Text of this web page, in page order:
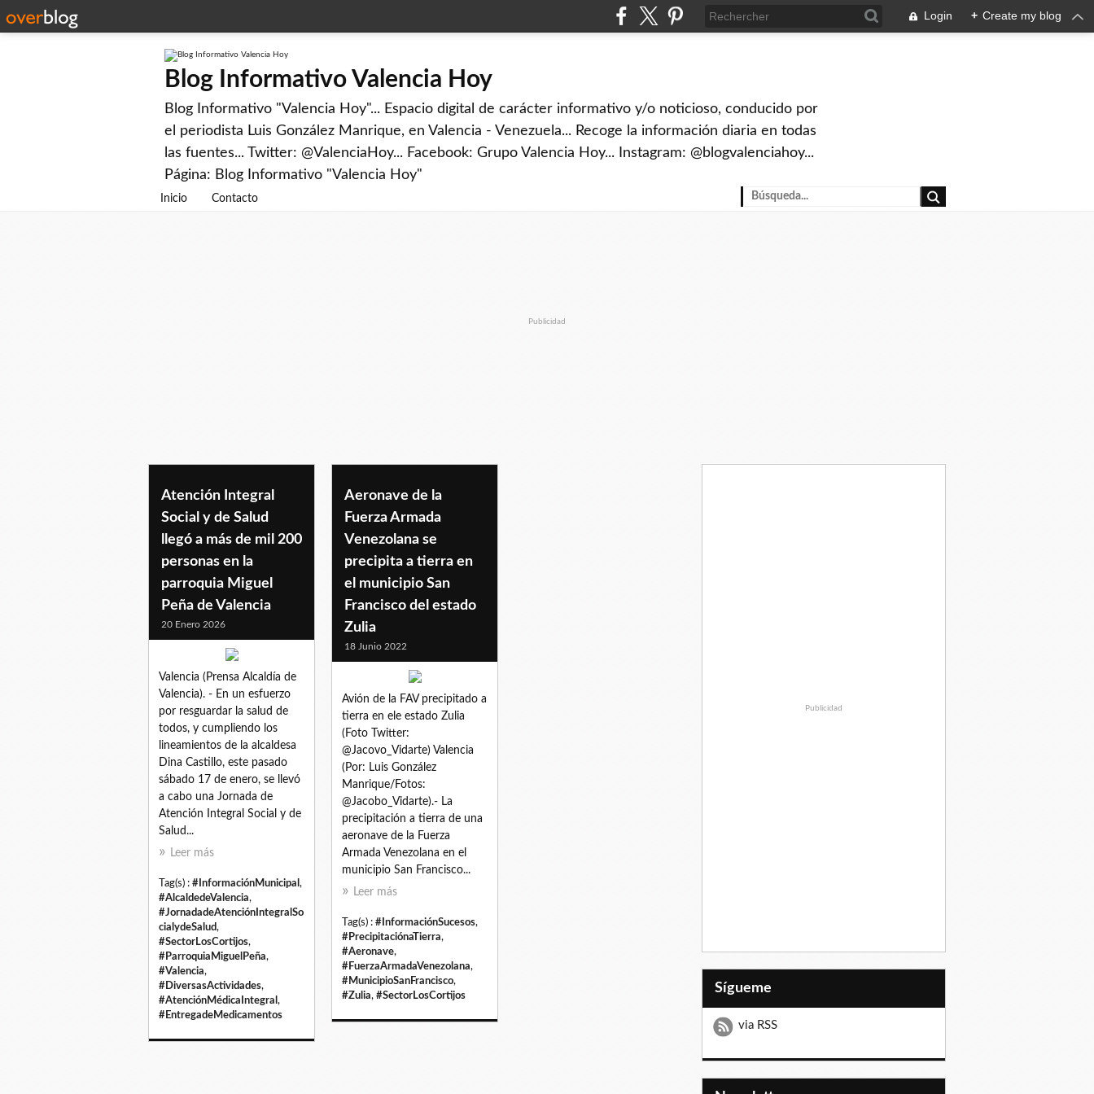
Login + Create my blog
Blog Informativo Valencia Hoy
Blog Informativo "Valencia Hoy"... Espacio digital de carácter informativo y/o noticioso, conducido por
el periodista Luis González Manrique, en Valencia - Venezuela... Recoge la información diaria en todas
las fuentes... Twitter: @ValenciaHoy... Facebook: Grupo Valencia Hoy... Instagram: @blogvalenciahoy...
Página: Blog Informativo "Valencia Hoy"
Inicio Contacto
Publicidad
sectorloscortijos
Atención Integral
Social y de Salud
llegó a más de mil 200
personas en la
parroquia Miguel
Peña de Valencia
20 Enero 2026
Valencia (Prensa Alcaldía de
Valencia). - En un esfuerzo
por resguardar la salud de
todos, y cumpliendo los
lineamientos de la alcaldesa
Dina Castillo, este pasado
sábado 17 de enero, se llevó
a cabo una Jornada de
Atención Integral Social y de
Salud...
Leer más
Tag(s) : #InformaciónMunicipal ,
#AlcaldedeValencia,
#JornadadeAtenciónIntegralSo
cialydeSalud,
#SectorLosCortijos,
#ParroquiaMiguelPeña,
#Valencia,
#DiversasActividades,
#AtenciónMédicaIntegral ,
#EntregadeMedicamentos
Aeronave de la
Fuerza Armada
Venezolana se
precipita a tierra en
el municipio San
Francisco del estado
Zulia
18 Junio 2022
Avión de la FAV precipitado a
tierra en ele estado Zulia
(Foto Twitter:
@Jacovo_Vidarte) Valencia
(Por: Luis González
Manrique/Fotos:
@Jacobo_Vidarte).- La
precipitación a tierra de una
aeronave de la Fuerza
Armada Venezolana en el
municipio San Francisco...
Leer más
Tag(s) : #InformaciónSucesos,
#PrecipitaciónaTierra,
#Aeronave,
#FuerzaArmadaVenezolana,
#MunicipioSanFrancisco,
#Zulia, #SectorLosCortijos
Publicidad
Sígueme
via RSS